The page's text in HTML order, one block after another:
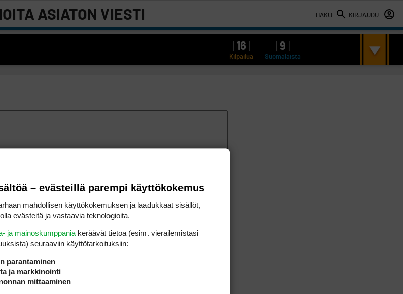
HAKU KIRJAUDU
ASIATON VIESTI
16 9
Kilpailua Suomalaista
– evästeillä parempi käyttökokemus
mahdollisen käyttökokemuksen ja laadukkaat sisällöt,
evästeitä ja vastaavia teknologioita.
ja mainoskumppania keräävät tietoa (esim. vierailemis­tasi
seuraaviin käyttötarkoituksiin:
parantaminen
ja markkinointi
mittaaminen